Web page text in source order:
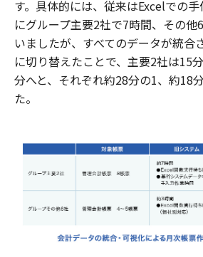
す。具体的には、従来はExcelでの
にグループ主要2社で7時間、その他
いましたが、すべてのデータが統合
に切り替えたことで、主要2社は15
分へと、それぞれ約28分の1、約18
た。